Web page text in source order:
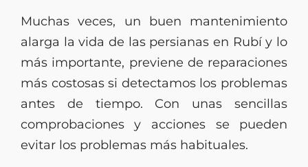
Muchas veces, un buen mantenimiento
alarga la vida de las persianas en Rubí y lo
más importante, previene de reparaciones
más costosas si detectamos los problemas
antes de tiempo. Con unas sencillas
comprobaciones y acciones se pueden
evitar los problemas más habituales.